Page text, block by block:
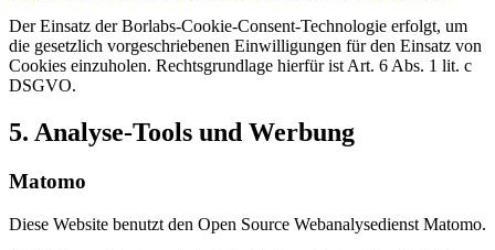
Der Einsatz der Borlabs-Cookie-Consent-Technologie erfolgt, um
die gesetzlich vorgeschriebenen Einwilligungen für den Einsatz von
Cookies einzuholen. Rechtsgrundlage hierfür ist Art. 6 Abs. 1 lit. c
DSGVO.
5. Analyse-Tools und Werbung
Matomo
Diese Website benutzt den Open Source Webanalysedienst Matomo.